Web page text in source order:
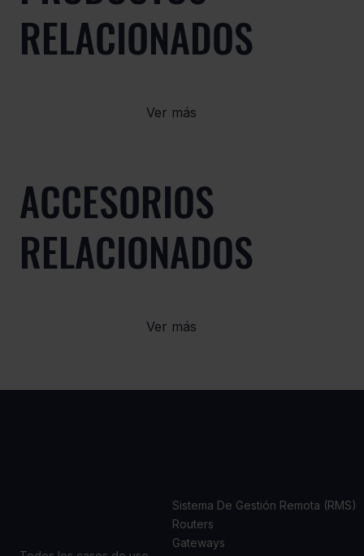
RELACIONADOS
Ver más
ACCESORIOS
RELACIONADOS
Ver más
Sistema De Gestión Remota (RMS)
Routers
Gateways